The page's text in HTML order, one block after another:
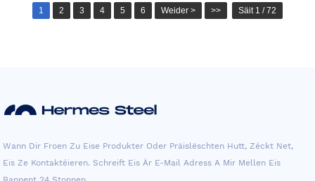
1 2 3 4 5 6 Weider > >> Säit 1 / 72
Wann Dir Froen Zu Eise Produkter Oder Präislëschten Hutt, Zéckt Net,
Eis Ze Kontaktéieren. Schreift Eis Är E-Mail Adress A Mir Mellen Eis